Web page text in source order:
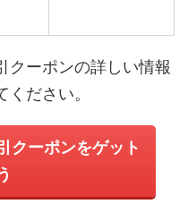
クーポンの詳しい情報
ださい。
クーポンをゲット